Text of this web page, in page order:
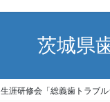
茨城県
生涯研修会「総義歯トラブ